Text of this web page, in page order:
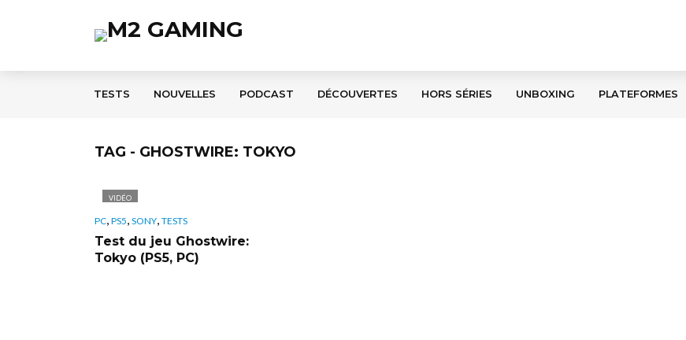
TESTS NOUVELLES PODCAST DÉCOUVERTES HORS SÉRIES UNBOXING PLATEFORMES
TAG - GHOSTWIRE: TOKYO
VIDÉO
PC, PS5, SONY, TESTS
Test du jeu Ghostwire:
Tokyo (PS5, PC)